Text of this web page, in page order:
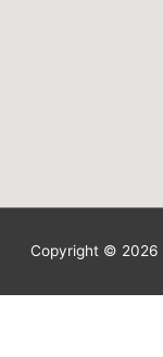
Copyright © 2026